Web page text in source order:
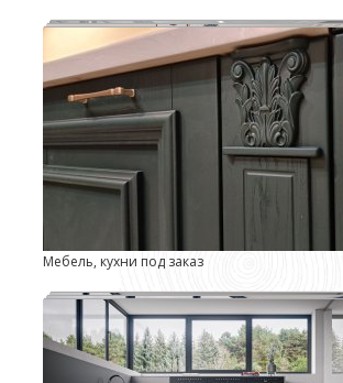
Мебель, кухни под заказ